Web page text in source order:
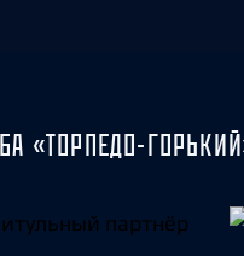
«ТОРПЕДО-